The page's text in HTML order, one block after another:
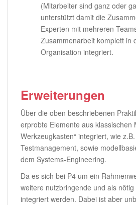
(Mitarbeiter sind ganz oder
unterstützt damit die
Experten mit mehreren
Zusammenarbeit komplett in
Organisation integriert.
Erweiterungen
Über die oben beschriebenen
erprobte Elemente aus klassischen
Werkzeugkasten“ integriert, wie
Testmanagement, sowie
dem Systems-Engineering.
Da es sich bei P4 um ein
weitere nutzbringende und als
integriert werden. Dabei ist aber